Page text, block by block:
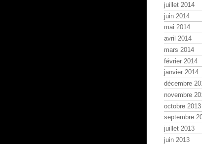
juillet 2014
juin 2014
mai 2014
avril 2014
mars 2014
février 2014
janvier 2014
décembre
novembre
octobre 2013
septembre
juillet 2013
juin 2013